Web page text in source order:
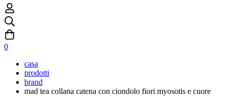
0
casa
prodotti
brand
mad tea collana catena con ciondolo fiori myosotis e cuore